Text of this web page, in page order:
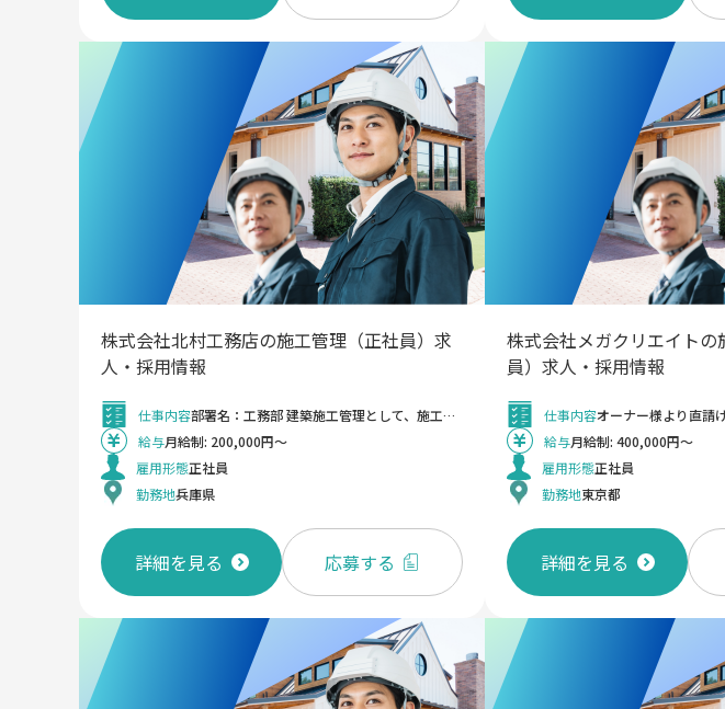
株式会社北村工務店の施工管理（正社員）求
人・採用情報
仕事内容
部署名：工務部 建築施工管理として、施工管理業務担当に従事します。 ・現場事務所にてCADを利用して簡単な図面作成を行う ・各現場での現場管理（竣工写真記録、工程管理等） ・現場業務全般 ・施主様や下請け業者との打ち合わせ 等 具体的内容 ・主な案件：事務所、工場、倉庫 等 新築、改修幅広く案件を受注しています。 ・主要顧客：ヤマサ蒲鉾、関西電力、グローリー等 ・案件金額：約3億円〜約15億円 ・案件エリア：兵庫県内ほぼ9割（播磨地域がメインとなります。現場は同社から30〜40分程度の距離までの案件がメインとなります。)
給与月給制: 200,000円～
雇用形態正社員
勤務地兵庫県
詳細を見る 応募する
株式会社メガクリエイトの
員）求人・採用情報
仕事内容
給与月給制: 400,000円～
雇用形態正社員
勤務地東京都
詳細を見る